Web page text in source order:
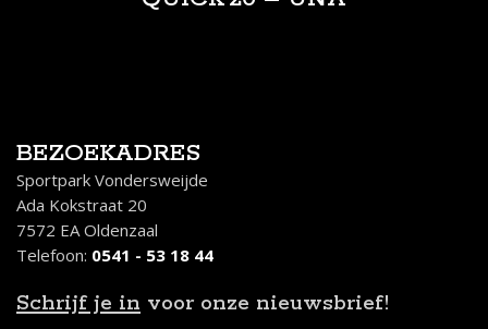
BEZOEKADRES
Sportpark Vondersweijde
Ada Kokstraat 20
7572 EA Oldenzaal
Telefoon: 0541 - 53 18 44
Schrijf je in voor onze nieuwsbrief!